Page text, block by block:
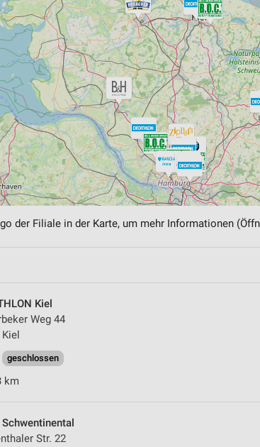
der Filiale in der Karte, um mehr Informationen
Kiel
Weg 44
Kiel
geschlossen
km
Schwentinental
Str. 22